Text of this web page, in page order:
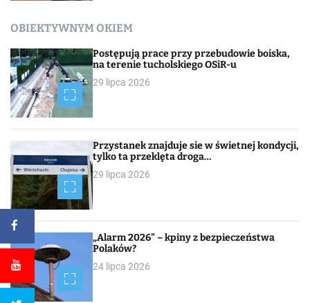
OBIEKTYWNYM OKIEM
Postępują prace przy przebudowie boiska,
na terenie tucholskiego OSiR-u
29 lipca 2026
Przystanek znajduje sie w świetnej kondycji,
tylko ta przeklęta droga…
29 lipca 2026
„Alarm 2026” – kpiny z bezpieczeństwa
Polaków?
24 lipca 2026